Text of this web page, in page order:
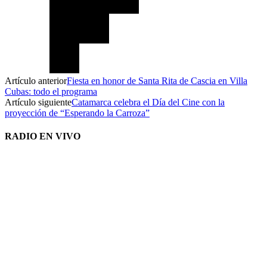
Artículo anteriorFiesta en honor de Santa Rita de Cascia en Villa
Cubas: todo el programa
Artículo siguienteCatamarca celebra el Día del Cine con la
proyección de “Esperando la Carroza”
RADIO EN VIVO